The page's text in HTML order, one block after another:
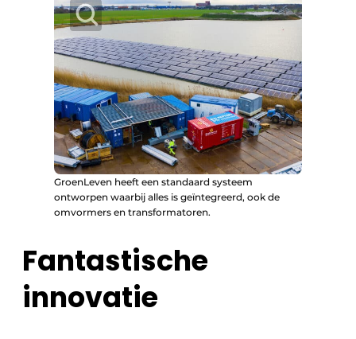
GroenLeven heeft een standaard systeem
ontworpen waarbij alles is geïntegreerd, ook de
omvormers en transformatoren.
Fantastische
innovatie